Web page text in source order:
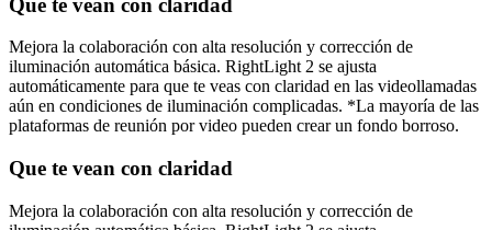
Que te vean con claridad
Mejora la colaboración con alta resolución y corrección de
iluminación automática básica. RightLight 2 se ajusta
automáticamente para que te veas con claridad en las videollamadas
aún en condiciones de iluminación complicadas. *La mayoría de las
plataformas de reunión por video pueden crear un fondo borroso.
Que te vean con claridad
Mejora la colaboración con alta resolución y corrección de